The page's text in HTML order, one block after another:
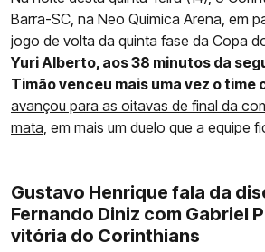
Barra-SC, na Neo Química Arena, em
jogo de volta da quinta fase da Copa
Yuri Alberto, aos 38 minutos da
Timão venceu mais uma vez o
avançou para as oitavas de final da
mata, em mais um duelo que a equipe
Gustavo Henrique fala da
Fernando Diniz com Gabriel
vitória do Corinthians